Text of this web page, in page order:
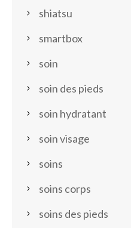
shiatsu
smartbox
soin
soin des pieds
soin hydratant
soin visage
soins
soins corps
soins des pieds